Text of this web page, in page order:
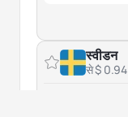
स्वीडन
से $ 0.94